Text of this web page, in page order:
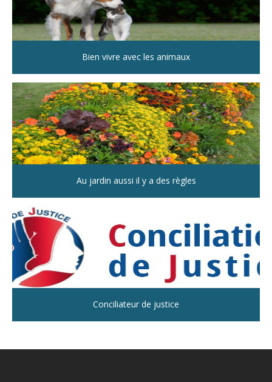
Bien vivre avec les animaux
Au jardin aussi il y a des règles
Conciliateur de justice